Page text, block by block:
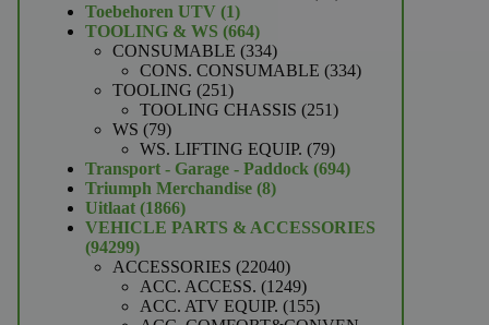
Toebehoren UTV 11
product
TOOLING & WS 664664
producten
CONSUMABLE 334334
producten
CONS. CONSUMABLE 334334
TOOLING 251251
producten
TOOLING CHASSIS 251251
WS 7979
producten
WS. LIFTING EQUIP. 7979
producten
Transport - Garage - Paddock 694694
Triumph Merchandise 88
Uitlaat 18661866
producten
VEHICLE PARTS & ACCESSORIES
9429994299
producten
ACCESSORIES 2204022040
producten
ACC. ACCESS. 12491249
producten
ACC. ATV EQUIP. 155155